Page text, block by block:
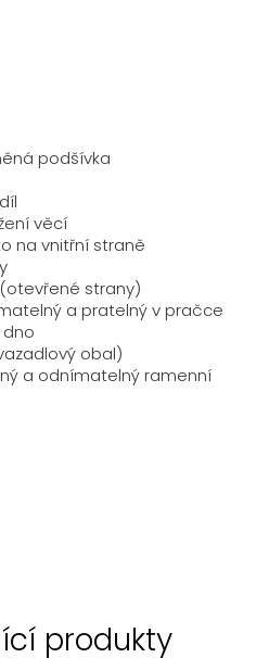
produkty
podšívka
věcí
na vnitřní straně
strany)
a pratelný v pračce
obal)
a odnímatelný ramenní